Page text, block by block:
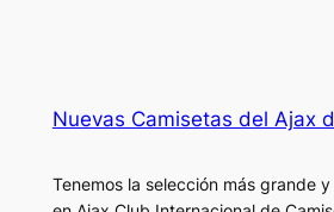
Nuevas Camisetas del Ajax
Tenemos la selección más grande